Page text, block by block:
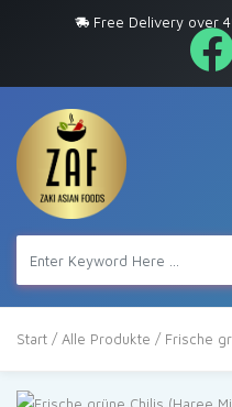
Free Delivery over
Start / Alle Produkte / Frische